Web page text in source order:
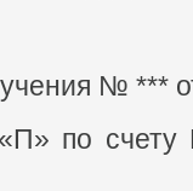
№ ***
по счету